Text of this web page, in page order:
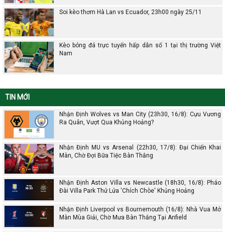
Soi kèo thơm Hà Lan vs Ecuador, 23h00 ngày 25/11
Kèo bóng đá trực tuyến hấp dẫn số 1 tại thị trường Việt
Nam
TIN MỚI
Nhận Định Wolves vs Man City (23h30, 16/8): Cựu Vương
Ra Quân, Vượt Qua Khủng Hoảng?
Nhận Định MU vs Arsenal (22h30, 17/8): Đại Chiến Khai
Màn, Chờ Đợi Bữa Tiệc Bàn Thắng
Nhận Định Aston Villa vs Newcastle (18h30, 16/8): Pháo
Đài Villa Park Thử Lửa 'Chích Chòe' Khủng Hoảng
Nhận Định Liverpool vs Bournemouth (16/8): Nhà Vua Mở
Màn Mùa Giải, Chờ Mưa Bàn Thắng Tại Anfield